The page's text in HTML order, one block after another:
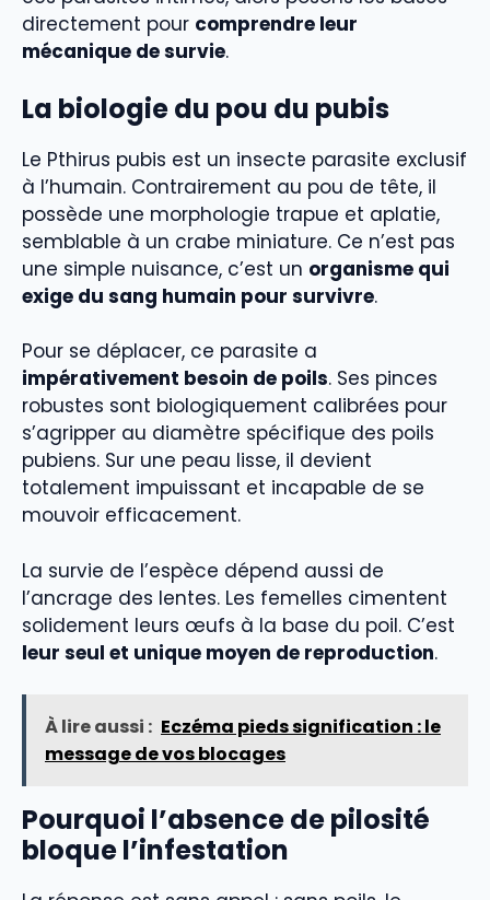
directement pour comprendre leur
mécanique de survie.
La biologie du pou du pubis
Le Pthirus pubis est un insecte parasite exclusif
à l’humain. Contrairement au pou de tête, il
possède une morphologie trapue et aplatie,
semblable à un crabe miniature. Ce n’est pas
une simple nuisance, c’est un organisme qui
exige du sang humain pour survivre.
Pour se déplacer, ce parasite a
impérativement besoin de poils. Ses pinces
robustes sont biologiquement calibrées pour
s’agripper au diamètre spécifique des poils
pubiens. Sur une peau lisse, il devient
totalement impuissant et incapable de se
mouvoir efficacement.
La survie de l’espèce dépend aussi de
l’ancrage des lentes. Les femelles cimentent
solidement leurs œufs à la base du poil. C’est
leur seul et unique moyen de reproduction.
À lire aussi : Eczéma pieds signification : le
message de vos blocages
Pourquoi l’absence de pilosité
bloque l’infestation